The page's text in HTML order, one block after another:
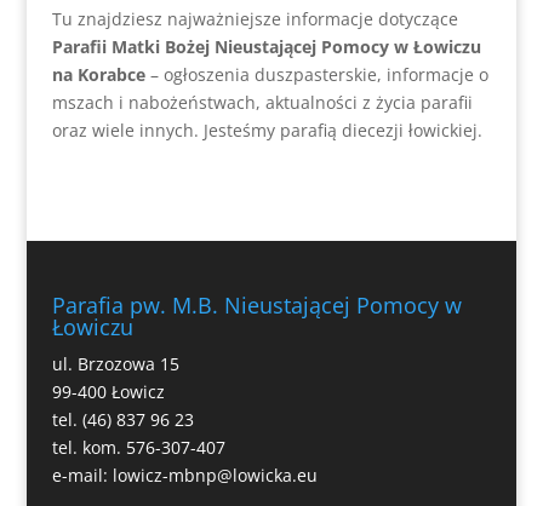
Tu znajdziesz najważniejsze informacje dotyczące
Parafii Matki Bożej Nieustającej Pomocy w Łowiczu
na Korabce– ogłoszenia duszpasterskie, informacje o
mszach i nabożeństwach, aktualności z życia parafii
oraz wiele innych. Jesteśmy parafią diecezji łowickiej.
Parafia pw. M.B. Nieustającej Pomocy w
Łowiczu
ul. Brzozowa 15
99-400 Łowicz
tel. (46) 837 96 23
tel. kom. 576-307-407
e-mail: lowicz-mbnp@lowicka.eu